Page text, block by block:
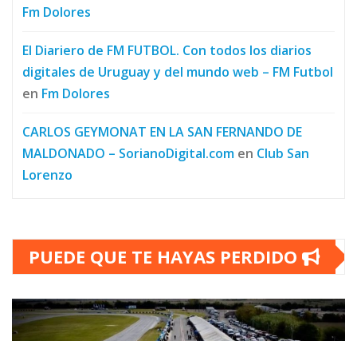
Fm Dolores
El Diariero de FM FUTBOL. Con todos los diarios
digitales de Uruguay y del mundo web – FM Futbol
en Fm Dolores
CARLOS GEYMONAT EN LA SAN FERNANDO DE
MALDONADO – SorianoDigital.com en Club San
Lorenzo
PUEDE QUE TE HAYAS PERDIDO